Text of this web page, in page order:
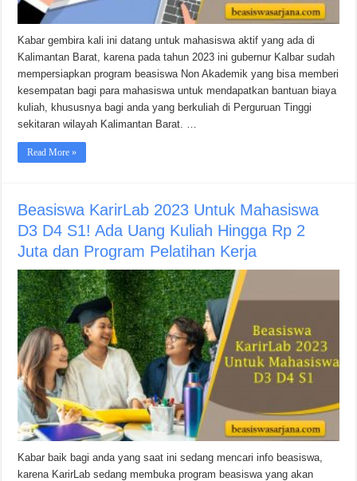
Kabar gembira kali ini datang untuk mahasiswa aktif yang ada di
Kalimantan Barat, karena pada tahun 2023 ini gubernur Kalbar sudah
mempersiapkan program beasiswa Non Akademik yang bisa memberi
kesempatan bagi para mahasiswa untuk mendapatkan bantuan biaya
kuliah, khususnya bagi anda yang berkuliah di Perguruan Tinggi
sekitaran wilayah Kalimantan Barat. …
Read More »
Beasiswa KarirLab 2023 Untuk Mahasiswa
D3 D4 S1! Ada Uang Kuliah Hingga Rp 2
Juta dan Program Pelatihan Kerja
Kabar baik bagi anda yang saat ini sedang mencari info beasiswa,
karena KarirLab sedang membuka program beasiswa yang akan